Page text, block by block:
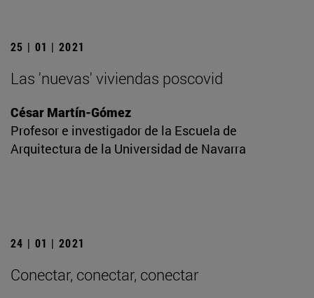
25 | 01 | 2021
Las 'nuevas' viviendas poscovid
César Martín-Gómez
Profesor e investigador de la Escuela de
Arquitectura de la Universidad de Navarra
24 | 01 | 2021
Conectar, conectar, conectar